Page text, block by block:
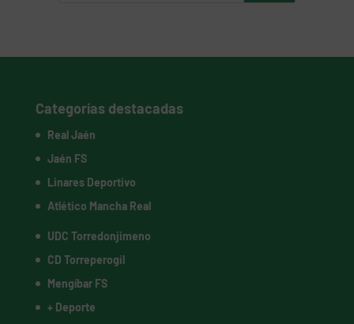
Categorías destacadas
Real Jaén
Jaén FS
Linares Deportivo
Atlético Mancha Real
UDC Torredonjimeno
CD Torreperogil
Mengíbar FS
+ Deporte